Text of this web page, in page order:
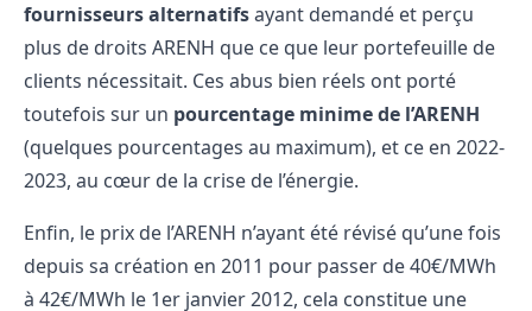
fournisseurs alternatifsayant demandé et perçu
plus de droits ARENH que ce que leur portefeuille de
clients nécessitait. Ces abus bien réels ont porté
toutefois sur un pourcentage minime de l’ARENH
(quelques pourcentages au maximum), et ce en 2022-
2023, au cœur de la crise de l’énergie.
Enfin, le prix de l’ARENH n’ayant été révisé qu’une fois
depuis sa création en 2011 pour passer de 40€/MWh
à 42€/MWh le 1er janvier 2012, cela constitue une